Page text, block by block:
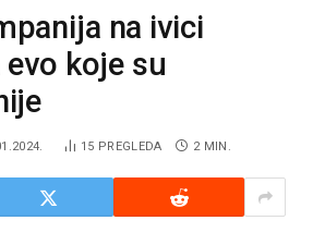
na ivici
koje su
15 PREGLEDA 2 MIN.